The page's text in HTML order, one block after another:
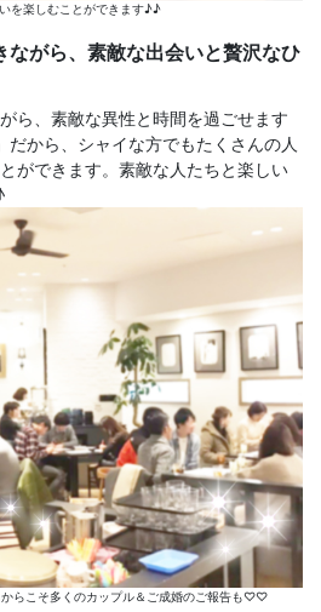
を楽しむことができます♪♪
ながら、素敵な出会いと贅沢なひ
ら、素敵な異性と時間を過ごせます
から、シャイな方でもたくさんの人
ができます。素敵な人たちと楽しい
らこそ多くのカップル＆ご成婚のご報告も♡♡